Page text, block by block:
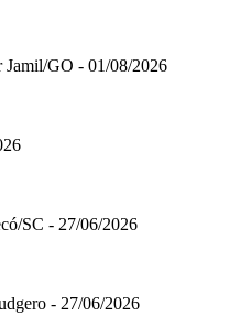
Jamil/GO - 01/08/2026
SC - 27/06/2026
- 27/06/2026